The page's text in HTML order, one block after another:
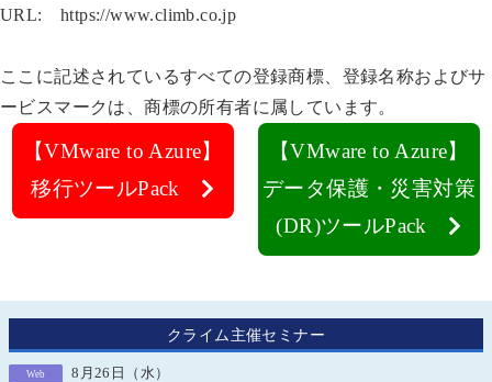
URL: https://www.climb.co.jp
ここに記述されているすべての登録商標、登録名称およびサ
ービスマークは、商標の所有者に属しています。
【VMware to Azure】
移行ツールPack
【VMware to Azure】
データ保護・災害対策
(DR)ツールPack
クライム主催セミナー
Web
8月26日（水）